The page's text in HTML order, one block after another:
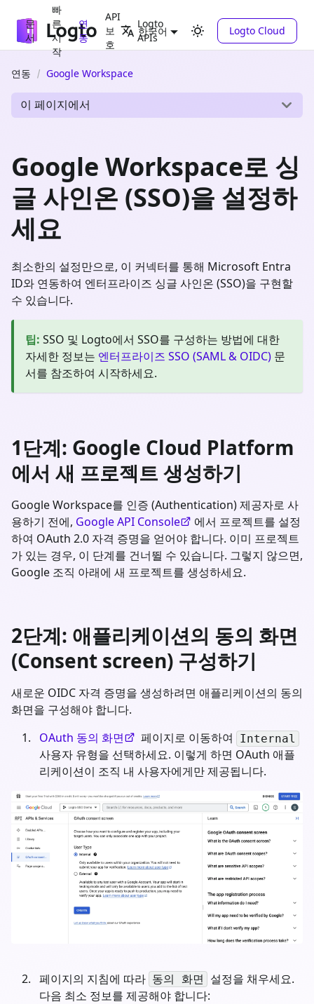
문
서
빠
른
시
작
연
동
API
보
호
Logto
APIs
한국어 Logto Cloud
연동 Google Workspace
이 페이지에서
Google Workspace로 싱
글 사인온 (SSO)을 설정하
세요
최소한의 설정만으로, 이 커넥터를 통해 Microsoft Entra
ID와 연동하여 엔터프라이즈 싱글 사인온 (SSO)을 구현할
수 있습니다.
팁: SSO 및 Logto에서 SSO를 구성하는 방법에 대한
자세한 정보는 엔터프라이즈 SSO (SAML & OIDC) 문
서를 참조하여 시작하세요.
1단계: Google Cloud Platform
에서 새 프로젝트 생성하기
Google Workspace를 인증 (Authentication) 제공자로 사
용하기 전에, Google API Console
에서 프로젝트를 설정
하여 OAuth 2.0 자격 증명을 얻어야 합니다. 이미 프로젝트
가 있는 경우, 이 단계를 건너뛸 수 있습니다. 그렇지 않으면,
Google 조직 아래에 새 프로젝트를 생성하세요.
2단계: 애플리케이션의 동의 화면
(Consent screen) 구성하기
새로운 OIDC 자격 증명을 생성하려면 애플리케이션의 동의
화면을 구성해야 합니다.
OAuth 동의 화면
페이지로 이동하여 Internal
사용자 유형을 선택하세요. 이렇게 하면 OAuth 애플
리케이션이 조직 내 사용자에게만 제공됩니다.
페이지의 지침에 따라 동의 화면
설정을 채우세요.
다음 최소 정보를 제공해야 합니다: